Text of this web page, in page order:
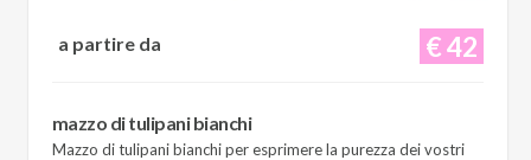
€ 42
a partire da
mazzo di tulipani bianchi
Mazzo di tulipani bianchi per esprimere la purezza dei vostri